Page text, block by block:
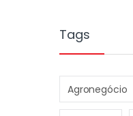
Tags
Agronegócio